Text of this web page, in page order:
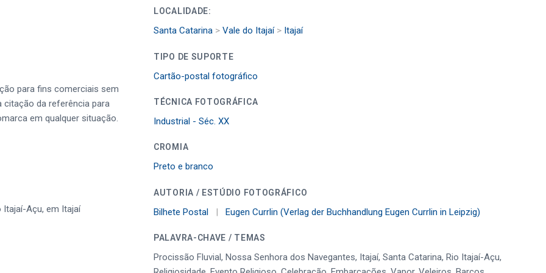
para fins comerciais sem
citação da referência para
em qualquer situação.
Itajaí-Açu, em Itajaí
LOCALIDADE:
Santa Catarina > Vale do Itajaí> Itajaí
TIPO DE SUPORTE
Cartão-postal fotográfico
TÉCNICA FOTOGRÁFICA
Industrial - Séc. XX
CROMIA
Preto e branco
AUTORIA / ESTÚDIO FOTOGRÁFICO
Bilhete Postal | Eugen Currlin (Verlag der Buchhandlung Eugen Currlin in Leipzig)
PALAVRA-CHAVE / TEMAS
Procissão Fluvial, Nossa Senhora dos Navegantes, Itajaí, Santa Catarina, Rio Itajaí-Açu,